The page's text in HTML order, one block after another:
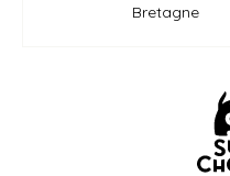
Bretagne